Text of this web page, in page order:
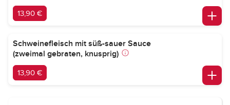
13,90 €
Schweinefleisch mit süß-sauer Sauce
(zweimal gebraten, knusprig)
13,90 €